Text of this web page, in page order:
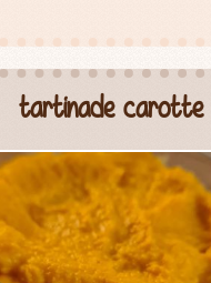
tartinade carotte